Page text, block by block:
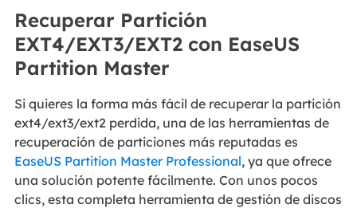
Recuperar Partición
EXT4/EXT3/EXT2 con EaseUS
Partition Master
Si quieres la forma más fácil de recuperar la partición
ext4/ext3/ext2 perdida, una de las herramientas de
recuperación de particiones más reputadas es
EaseUS Partition Master Professional, ya que ofrece
una solución potente fácilmente. Con unos pocos
clics, esta completa herramienta de gestión de discos